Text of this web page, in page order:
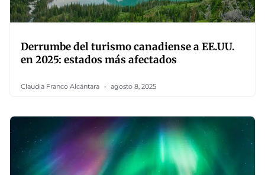
Derrumbe del turismo canadiense a EE.UU.
en 2025: estados más afectados
Claudia Franco Alcántara agosto 8, 2025